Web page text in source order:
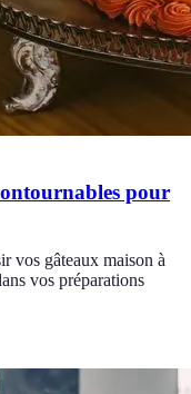
pour
vos gâteaux maison à
vos préparations